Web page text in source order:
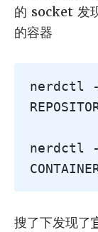
的 socket 发
的容器
nerdctl -
nerdctl -
搜了下发现了